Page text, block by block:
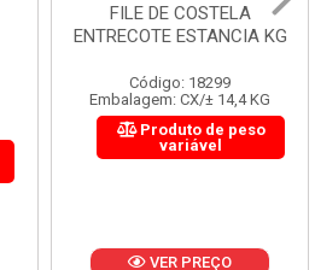
FILE DE COSTELA
ENTRECOTE ESTANCIA KG
Código: 18299
Embalagem: CX/± 14,4 KG
Produto de peso
variável
VER PREÇO